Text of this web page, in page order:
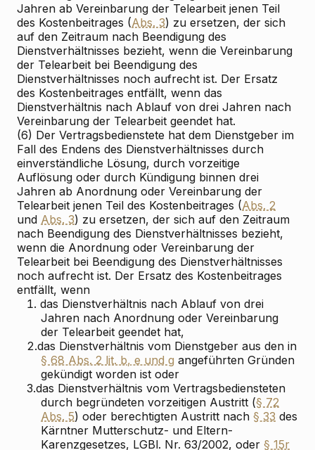
Jahren ab Vereinbarung der Telearbeit jenen Teil
des Kostenbeitrages (Abs. 3) zu ersetzen, der sich
auf den Zeitraum nach Beendigung des
Dienstverhältnisses bezieht, wenn die Vereinbarung
der Telearbeit bei Beendigung des
Dienstverhältnisses noch aufrecht ist. Der Ersatz
des Kostenbeitrages entfällt, wenn das
Dienstverhältnis nach Ablauf von drei Jahren nach
Vereinbarung der Telearbeit geendet hat.
(6) Der Vertragsbedienstete hat dem Dienstgeber im
Fall des Endens des Dienstverhältnisses durch
einverständliche Lösung, durch vorzeitige
Auflösung oder durch Kündigung binnen drei
Jahren ab Anordnung oder Vereinbarung der
Telearbeit jenen Teil des Kostenbeitrages (Abs. 2
und Abs. 3) zu ersetzen, der sich auf den Zeitraum
nach Beendigung des Dienstverhältnisses bezieht,
wenn die Anordnung oder Vereinbarung der
Telearbeit bei Beendigung des Dienstverhältnisses
noch aufrecht ist. Der Ersatz des Kostenbeitrages
entfällt, wenn
1. das Dienstverhältnis nach Ablauf von drei
Jahren nach Anordnung oder Vereinbarung
der Telearbeit geendet hat,
2.das Dienstverhältnis vom Dienstgeber aus den in
§ 68 Abs. 2 lit. b, e und g angeführten Gründen
gekündigt worden ist oder
3.das Dienstverhältnis vom Vertragsbediensteten
durch begründeten vorzeitigen Austritt (§ 72
Abs. 5) oder berechtigten Austritt nach § 33 des
Kärntner Mutterschutz- und Eltern-
Karenzgesetzes, LGBl. Nr. 63/2002, oder § 15r